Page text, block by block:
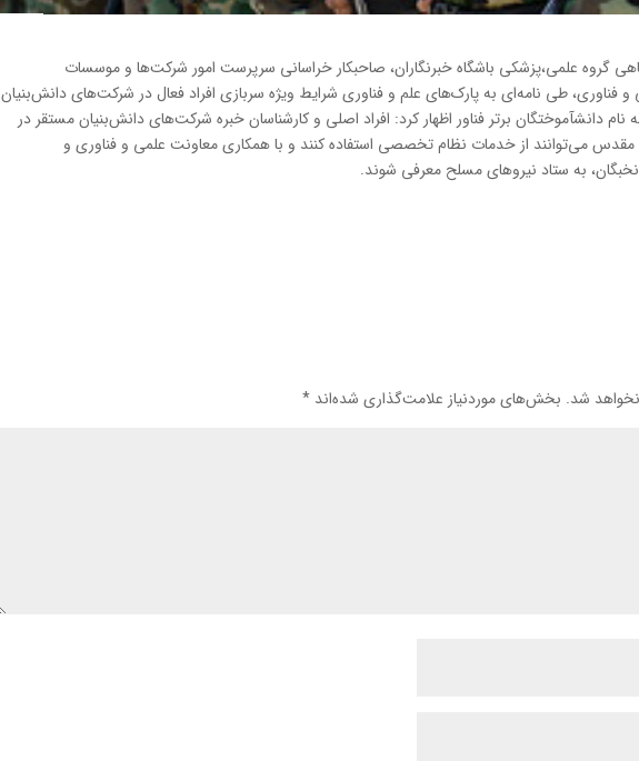
گروه علمی،پزشکی باشگاه خبرنگاران، صاحبکار خراسانی سرپرست امور شرکت‌ها و موسسات
فناوری، طی نامه‌ای به پارک‌های علم و فناوری شرایط ویژه سربازی افراد فعال در شرکت‌های دانش‌بنیان
تحت قالب شیوه‌نامه‌ای به نام دانش‎آموختگان برتر فناور اظهار کرد: افراد اصلی و کارشناسان خبره شرکت‌های دانش‌بنیان مستقر در
می‌توانند از خدمات نظام تخصصی استفاده کنند و با همکاری معاونت علمی و فناوری و
به ستاد نیروهای مسلح معرفی شوند.
شد. بخش‌های موردنیاز علامت‌گذاری شده‌اند*